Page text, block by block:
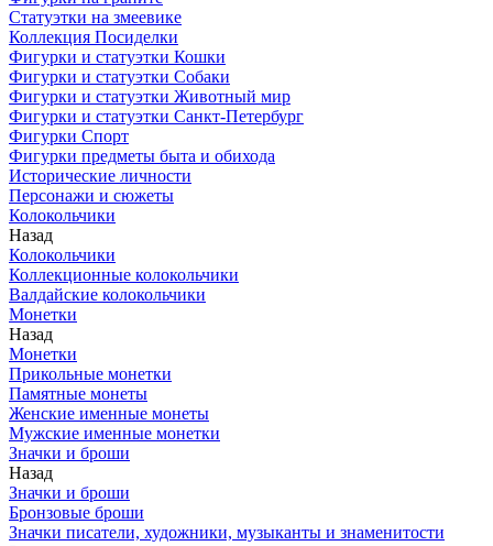
Статуэтки на змеевике
Коллекция Посиделки
Фигурки и статуэтки Кошки
Фигурки и статуэтки Собаки
Фигурки и статуэтки Животный мир
Фигурки и статуэтки Санкт-Петербург
Фигурки Спорт
Фигурки предметы быта и обихода
Исторические личности
Персонажи и сюжеты
Колокольчики
Назад
Колокольчики
Коллекционные колокольчики
Валдайские колокольчики
Монетки
Назад
Монетки
Прикольные монетки
Памятные монеты
Женские именные монеты
Мужские именные монетки
Значки и броши
Назад
Значки и броши
Бронзовые броши
Значки писатели, художники, музыканты и знаменитости